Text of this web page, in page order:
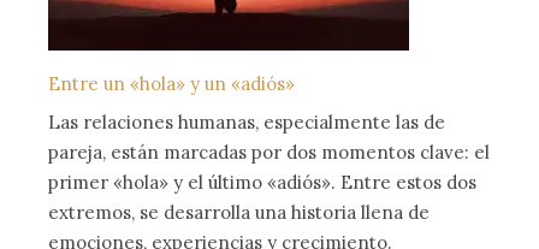
Entre un «hola» y un «adiós»
Las relaciones humanas, especialmente las de
pareja, están marcadas por dos momentos clave: el
primer «hola» y el último «adiós». Entre estos dos
extremos, se desarrolla una historia llena de
emociones, experiencias y crecimiento.